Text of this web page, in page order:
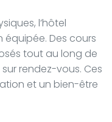
l’hôtel
équipée. Des cours
tout au long de
rendez-vous. Ces
et un bien-être